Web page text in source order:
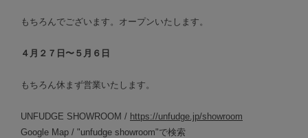
もちろんでございます。オープンいたします。
４月２７日〜５月６日
もちろん休まず営業いたします。
UNFUDGE SHOWROOM / https://unfudge.jp/showroom
Google Map / "unfudge showroom"で検索